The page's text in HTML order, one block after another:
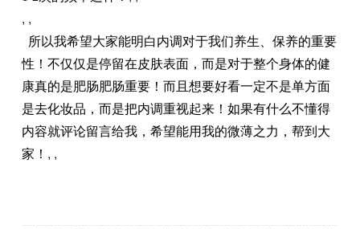
, ,
所以我希望大家能明白内调对于我们养生、保养的重要
性！不仅仅是停留在皮肤表面，而是对于整个身体的健
康真的是肥肠肥肠重要！而且想要好看一定不是单方面
是去化妆品，而是把内调重视起来！如果有什么不懂得
内容就评论留言给我，希望能用我的微薄之力，帮到大
家！ , ,